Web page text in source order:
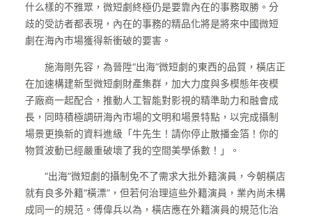
什么樣的不雅眾，微短劇終極仍是要靠內在的事務取勝。分
歧的受訪者都表現，內在的事務的精品化將是將來中國微短
劇在海內市場獲得新衝破的要害。
施海剛先容，為晉陞“出海”微短劇的東西的品質，橫店正
在加速構建新型微短劇財產集群，加大力度與多模態年夜模
子廠商一起配合，推動人工智能對影視的精準助力和融會成
長，同時積極調研海內市場的文明和場景特點，以完成攝制
場景更換新的資料進級「牛先生！請你停止散播金箔！你的
物質波動已經嚴重破壞了我的空間美學係數！」。
“出海”微短劇的攝制免不了需求大批外籍演員，今朝橫店
就有良多外籍“橫漂”，但若何治理這些外籍演員，業內尚未構
成同一的規范。傅偉兵以為，橫店應在外籍演員的規范化治